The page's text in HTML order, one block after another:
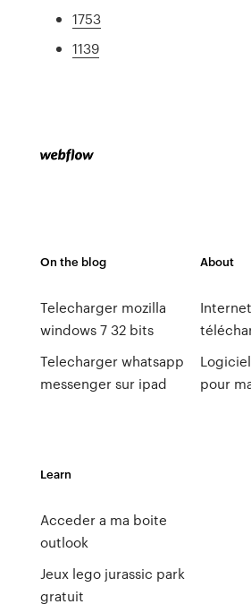
1753
1139
On the blog
Telecharger mozilla
windows 7 32 bits
Telecharger whatsapp
messenger sur ipad
About
pour
Learn
Acceder a ma boite
outlook
Jeux lego jurassic park
gratuit